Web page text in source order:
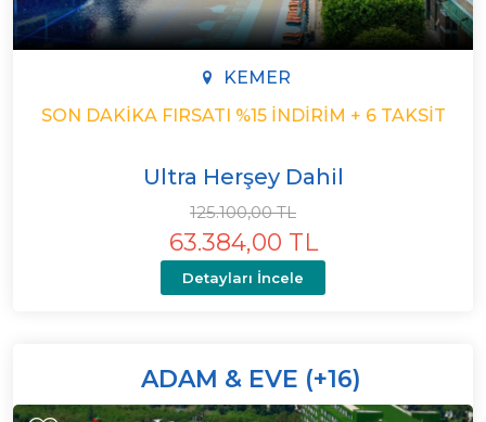
KEMER
SON DAKIKA FIRSATI %15 İNDIRIM + 6 TAKSIT
Ultra Herşey Dahil
125.100,00 TL
63.384,00 TL
Detayları İncele
ADAM & EVE (+16)